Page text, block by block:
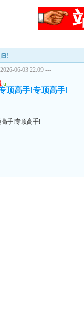
!
06-03 22:09 ---
u
顶高手!专顶高手!
手!专顶高手!